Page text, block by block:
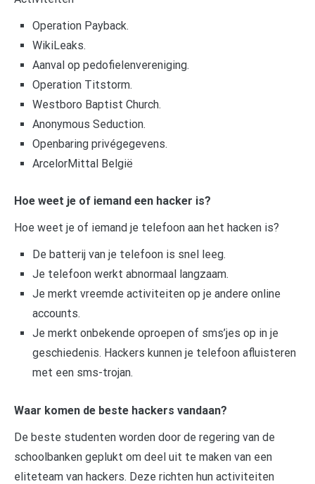
Operation Payback.
WikiLeaks.
Aanval op pedofielenvereniging.
Operation Titstorm.
Westboro Baptist Church.
Anonymous Seduction.
Openbaring privégegevens.
ArcelorMittal België
Hoe weet je of iemand een hacker is?
Hoe weet je of iemand je telefoon aan het hacken is?
De batterij van je telefoon is snel leeg.
Je telefoon werkt abnormaal langzaam.
Je merkt vreemde activiteiten op je andere online
accounts.
Je merkt onbekende oproepen of sms’jes op in je
geschiedenis. Hackers kunnen je telefoon afluisteren
met een sms-trojan.
Waar komen de beste hackers vandaan?
De beste studenten worden door de regering van de
schoolbanken geplukt om deel uit te maken van een
eliteteam van hackers. Deze richten hun activiteiten